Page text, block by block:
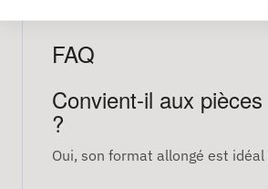
FAQ
Convient-il aux
?
Oui, son format allongé est idéal